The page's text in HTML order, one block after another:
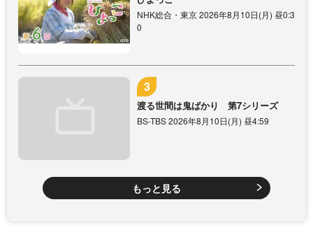
NHK総合・東京 2026年8月10日(月) 昼0:3
0
渡る世間は鬼ばかり 第7シリーズ
BS-TBS 2026年8月10日(月) 昼4:59
もっと見る